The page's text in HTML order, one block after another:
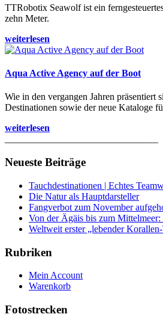
TTRobotix Seawolf ist ein
zehn Meter.
weiterlesen
Aqua Active Agency auf der Boot
Wie in den vergangen Jahren
Destinationen sowie der neue Kataloge
weiterlesen
Neueste Beiträge
Tauchdestinationen | Echtes
Die Natur als Hauptdarsteller
Fangverbot zum November
Von der Ägäis bis zum
Weltweit erster „lebender
Rubriken
Mein Account
Warenkorb
Fotostrecken